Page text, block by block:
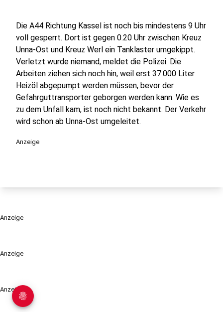
Anzeige
Anzeige
Die A44 Richtung Kassel ist noch bis mindestens 9 Uhr
voll gesperrt. Dort ist gegen 0.20 Uhr zwischen Kreuz
Unna-Ost und Kreuz Werl ein Tanklaster umgekippt.
Verletzt wurde niemand, meldet die Polizei. Die
Arbeiten ziehen sich noch hin, weil erst 37.000 Liter
Heizöl abgepumpt werden müssen, bevor der
Gefahrguttransporter geborgen werden kann. Wie es
zu dem Unfall kam, ist noch nicht bekannt. Der Verkehr
wird schon ab Unna-Ost umgeleitet.
Anzeige
Anzeige